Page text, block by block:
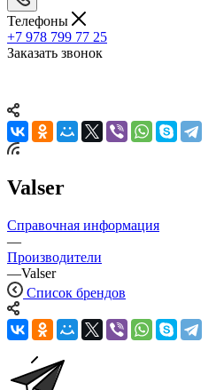
Телефоны
+7 978 799 77 25
Заказать звонок
Valser
Справочная информация
—
Производители
—Valser
Список брендов